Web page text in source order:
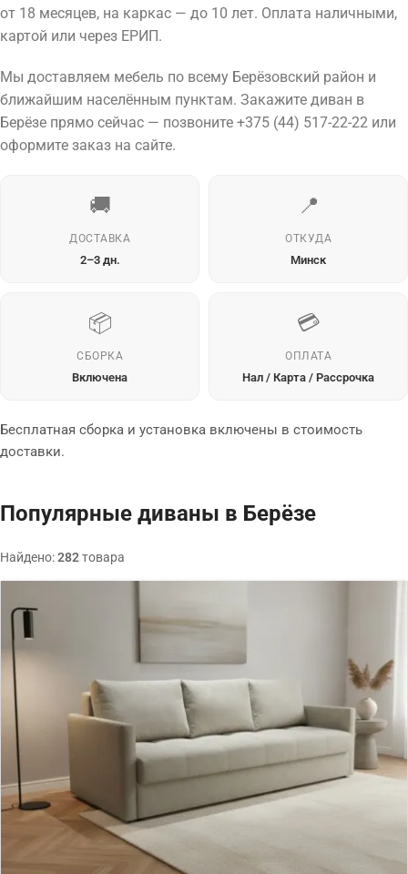
от 18 месяцев, на каркас — до 10 лет. Оплата наличными,
картой или через ЕРИП.
Мы доставляем мебель по всему Берёзовский район и
ближайшим населённым пунктам. Закажите диван в
Берёзе прямо сейчас — позвоните +375 (44) 517-22-22 или
оформите заказ на сайте.
🚚
ДОСТАВКА
2–3 дн.
📍
ОТКУДА
Минск
📦
СБОРКА
Включена
💳
ОПЛАТА
Нал / Карта / Рассрочка
Бесплатная сборка и установка включены в стоимость
доставки.
Популярные диваны в Берёзе
Найдено:282товара